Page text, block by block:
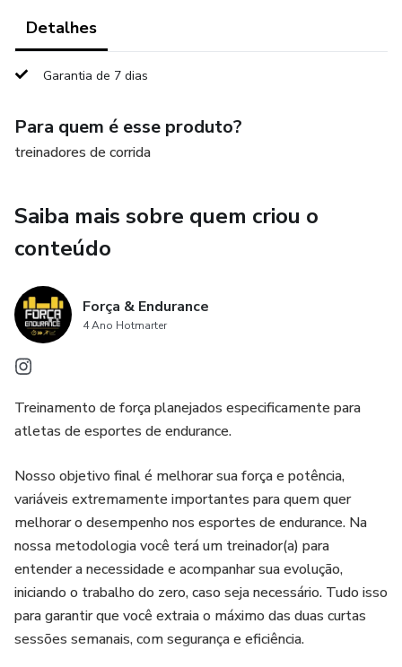
Detalhes
Garantia de 7 dias
Para quem é esse produto?
treinadores de corrida
Saiba mais sobre quem criou o
conteúdo
Força & Endurance
4 Ano Hotmarter
Treinamento de força planejados especificamente para
atletas de esportes de endurance.
Nosso objetivo final é melhorar sua força e potência,
variáveis extremamente importantes para quem quer
melhorar o desempenho nos esportes de endurance. Na
nossa metodologia você terá um treinador(a) para
entender a necessidade e acompanhar sua evolução,
iniciando o trabalho do zero, caso seja necessário. Tudo isso
para garantir que você extraia o máximo das duas curtas
sessões semanais, com segurança e eficiência.